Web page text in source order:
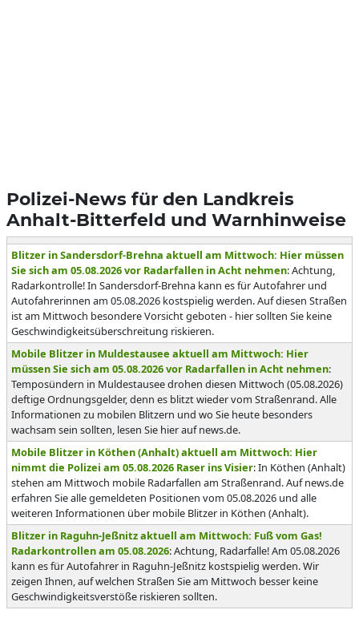
Polizei-News für den Landkreis
Anhalt-Bitterfeld und Warnhinweise
Blitzer in Sandersdorf-Brehna aktuell am Mittwoch: Hier müssen
Sie sich am 05.08.2026 vor Radarfallen in Acht nehmen: Achtung,
Radarkontrolle! In Sandersdorf-Brehna kann es für Autofahrer und
Autofahrerinnen am 05.08.2026 kostspielig werden. Auf diesen Straßen
ist am Mittwoch besondere Vorsicht geboten - hier sollten Sie keine
Geschwindigkeitsüberschreitung riskieren.
Mobile Blitzer in Muldestausee aktuell am Mittwoch: Hier
müssen Sie sich am 05.08.2026 vor Radarfallen in Acht nehmen:
Temposündern in Muldestausee drohen diesen Mittwoch (05.08.2026)
deftige Ordnungsgelder, denn es blitzt wieder vom Straßenrand. Alle
Informationen zu mobilen Blitzern und wo Sie heute besonders
wachsam sein sollten, lesen Sie hier auf news.de.
Mobile Blitzer in Köthen (Anhalt) aktuell am Mittwoch: Hier
nimmt die Polizei am 05.08.2026 Raser ins Visier: In Köthen (Anhalt)
stehen am Mittwoch mobile Radarfallen am Straßenrand. Auf news.de
erfahren Sie alle gemeldeten Positionen vom 05.08.2026 und alle
weiteren Informationen über mobile Blitzer in Köthen (Anhalt).
Blitzer in Raguhn-Jeßnitz aktuell am Mittwoch: Fuß vom Gas!
Radarkontrollen am 05.08.2026: Achtung, Radarfalle! Am 05.08.2026
kann es für Autofahrer in Raguhn-Jeßnitz kostspielig werden. Wir
zeigen Ihnen, auf welchen Straßen Sie am Mittwoch besser keine
Geschwindigkeitsverstöße riskieren sollten.